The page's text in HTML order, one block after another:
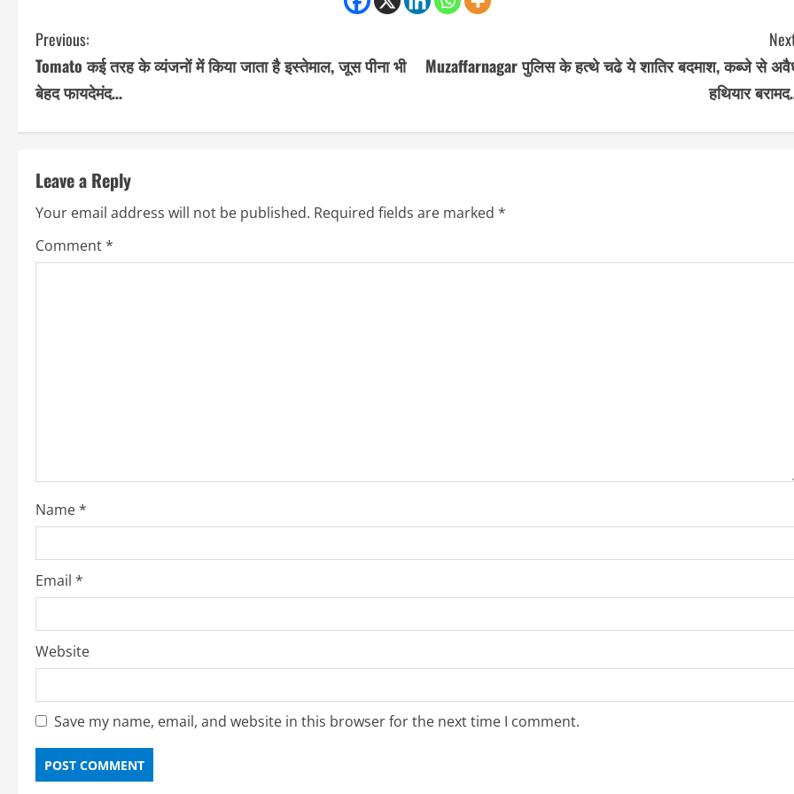
C
o
i
n
u
i
n
g
Previous:
Tomato कई तरह के व्यंजनों में किया जाता है इस्तेमाल, जूस पीना भी
बेहद फायदेमंद…
Muzaffarnagar पुलिस के हत्थे चढे ये शातिर बदमाश, कब्जे से
हथियार
Leave a Reply
Your email address will not be published. Required fields are marked *
Comment*
Name*
Email *
Website
Save my name, email, and website in this browser for the next time I comment.